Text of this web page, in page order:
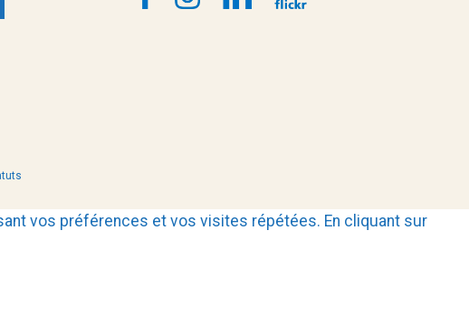
vos préférences et vos visites répétées. En cliquant sur